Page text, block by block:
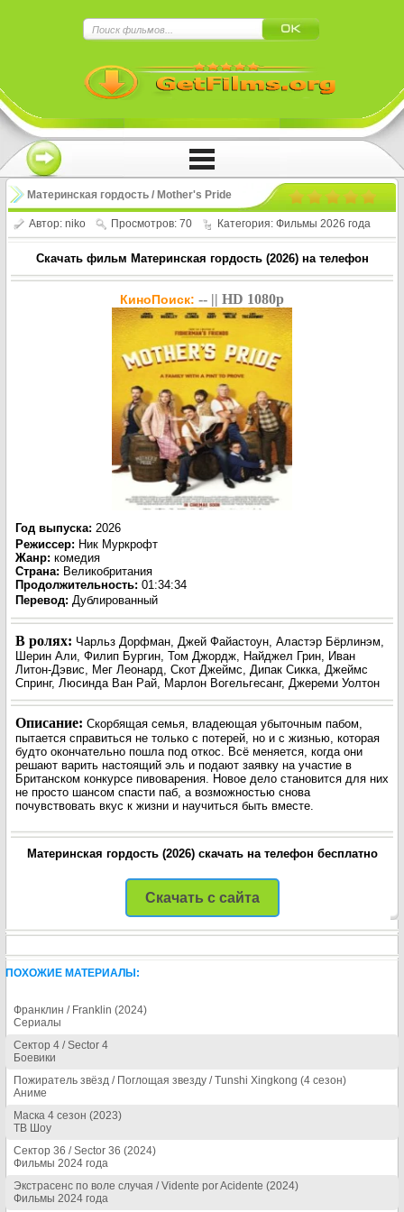
Материнская гордость / Mother's Pride
(2026)
Автор: niko Просмотров: 70 Категория: Фильмы 2026 года
Скачать фильм Материнская гордость (2026) на телефон
КиноПоиск: -- || HD 1080p
Год выпуска: 2026
Режиссер: Ник Муркрофт
Жанр: комедия
Страна: Великобритания
Продолжительность: 01:34:34
Перевод: Дублированный
В ролях: Чарльз Дорфман, Джей Файастоун, Аластэр Бёрлинэм,
Шерин Али, Филип Бургин, Том Джордж, Найджел Грин, Иван
Литон-Дэвис, Мег Леонард, Скот Джеймс, Дипак Сикка, Джеймс
Спринг, Люсинда Ван Рай, Марлон Вогельгесанг, Джереми Уолтон
Описание: Скорбящая семья, владеющая убыточным пабом,
пытается справиться не только с потерей, но и с жизнью, которая
будто окончательно пошла под откос. Всё меняется, когда они
решают варить настоящий эль и подают заявку на участие в
Британском конкурсе пивоварения. Новое дело становится для них
не просто шансом спасти паб, а возможностью снова
почувствовать вкус к жизни и научиться быть вместе.
Материнская гордость (2026) скачать на телефон бесплатно
Нажмите на
!!!Если Вы с телефона сперва нажмите на
троеточие в правом верхнем углу!!!
Скачать с сайта
ПОХОЖИЕ МАТЕРИАЛЫ:
Франклин / Franklin (2024)
Сериалы
Сектор 4 / Sector 4
Боевики
Пожиратель звёзд / Поглощая звезду / Tunshi Xingkong (4 сезон)
Аниме
Маска 4 сезон (2023)
ТВ Шоу
Сектор 36 / Sector 36 (2024)
Фильмы 2024 года
Экстрасенс по воле случая / Vidente por Acidente (2024)
Фильмы 2024 года